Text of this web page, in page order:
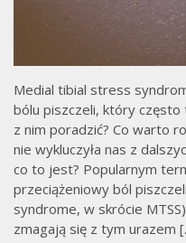
Medial tibial stress
bólu piszczeli, który często
z nim poradzić? Co warto
nie wykluczyła nas z
co to jest? Popularnym
przeciążeniowy ból
syndrome, w skrócie
zmagają się z tym urazem